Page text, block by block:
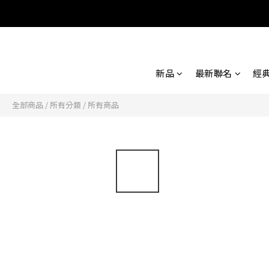
新品 最新聯名 經
全部商品 / 所有分類 / 所有商品